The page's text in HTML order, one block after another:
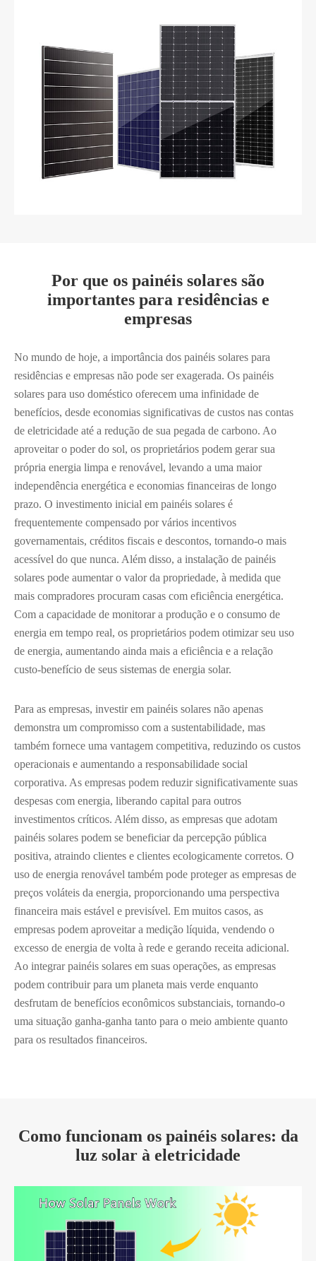
Por que os painéis solares são
importantes para residências e
empresas
No mundo de hoje, a importância dos painéis solares para
residências e empresas não pode ser exagerada. Os painéis
solares para uso doméstico oferecem uma infinidade de
benefícios, desde economias significativas de custos nas contas
de eletricidade até a redução de sua pegada de carbono. Ao
aproveitar o poder do sol, os proprietários podem gerar sua
própria energia limpa e renovável, levando a uma maior
independência energética e economias financeiras de longo
prazo. O investimento inicial em painéis solares é
frequentemente compensado por vários incentivos
governamentais, créditos fiscais e descontos, tornando-o mais
acessível do que nunca. Além disso, a instalação de painéis
solares pode aumentar o valor da propriedade, à medida que
mais compradores procuram casas com eficiência energética.
Com a capacidade de monitorar a produção e o consumo de
energia em tempo real, os proprietários podem otimizar seu uso
de energia, aumentando ainda mais a eficiência e a relação
custo-benefício de seus sistemas de energia solar.
Para as empresas, investir em painéis solares não apenas
demonstra um compromisso com a sustentabilidade, mas
também fornece uma vantagem competitiva, reduzindo os custos
operacionais e aumentando a responsabilidade social
corporativa. As empresas podem reduzir significativamente suas
despesas com energia, liberando capital para outros
investimentos críticos. Além disso, as empresas que adotam
painéis solares podem se beneficiar da percepção pública
positiva, atraindo clientes e clientes ecologicamente corretos. O
uso de energia renovável também pode proteger as empresas de
preços voláteis da energia, proporcionando uma perspectiva
financeira mais estável e previsível. Em muitos casos, as
empresas podem aproveitar a medição líquida, vendendo o
excesso de energia de volta à rede e gerando receita adicional.
Ao integrar painéis solares em suas operações, as empresas
podem contribuir para um planeta mais verde enquanto
desfrutam de benefícios econômicos substanciais, tornando-o
uma situação ganha-ganha tanto para o meio ambiente quanto
para os resultados financeiros.
Como funcionam os painéis solares: da
luz solar à eletricidade